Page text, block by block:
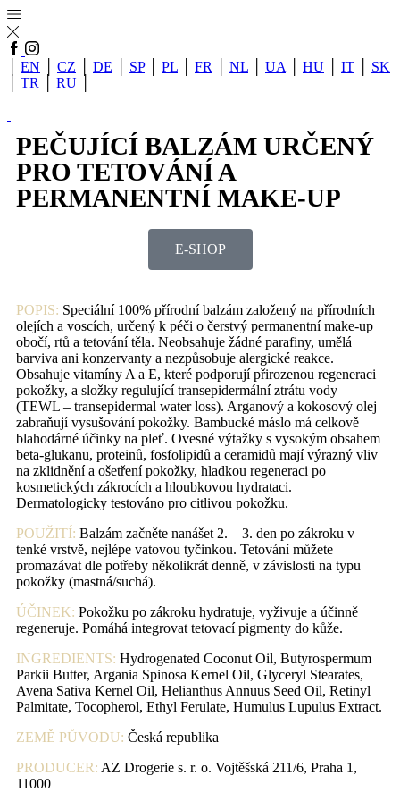
EN CZ DE SP│ PL FR NL UA HU IT
SK
TR RU
PEČUJÍCÍ BALZÁM URČENÝ
PRO TETOVÁNÍ A
PERMANENTNÍ MAKE-UP
E-SHOP
POPIS: Speciální 100% přírodní balzám založený na přírodních
olejích a voscích, určený k péči o čerstvý permanentní make-up
obočí, rtů a tetování těla. Neobsahuje žádné parafiny, umělá
barviva ani konzervanty a nezpůsobuje alergické reakce.
Obsahuje vitamíny A a E, které podporují přirozenou regeneraci
pokožky, a složky regulující transepidermální ztrátu vody
(TEWL – transepidermal water loss). Arganový a kokosový olej
zabraňují vysušování pokožky. Bambucké máslo má celkově
blahodárné účinky na pleť. Ovesné výtažky s vysokým obsahem
beta-glukanu, proteinů, fosfolipidů a ceramidů mají výrazný vliv
na zklidnění a ošetření pokožky, hladkou regeneraci po
kosmetických zákrocích a hloubkovou hydrataci.
Dermatologicky testováno pro citlivou pokožku.
POUŽITÍ: Balzám začněte nanášet 2. – 3. den po zákroku v
tenké vrstvě, nejlépe vatovou tyčinkou. Tetování můžete
promazávat dle potřeby několikrát denně, v závislosti na typu
pokožky (mastná/suchá).
ÚČINEK: Pokožku po zákroku hydratuje, vyživuje a účinně
regeneruje. Pomáhá integrovat tetovací pigmenty do kůže.
INGREDIENTS: Hydrogenated Coconut Oil, Butyrospermum
Parkii Butter, Argania Spinosa Kernel Oil, Glyceryl Stearates,
Avena Sativa Kernel Oil, Helianthus Annuus Seed Oil, Retinyl
Palmitate, Tocopherol, Ethyl Ferulate, Humulus Lupulus Extract.
ZEMĚ PŮVODU: Česká republika
PRODUCER: AZ Drogerie s. r. o. Vojtěšská 211/6, Praha 1,
11000